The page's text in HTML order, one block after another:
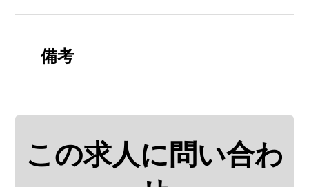
備考
この求人に問い合わ